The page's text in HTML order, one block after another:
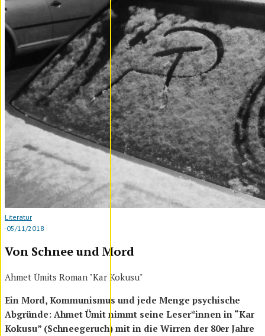
Literatur
·05/11/2018
Von Schnee und Mord
Ahmet Ümits Roman "Kar Kokusu"
Ein Mord, Kommunismus und jede Menge psychische
Abgründe: Ahmet Ümit nimmt seine Leser*innen in “Kar
Kokusu” (Schneegeruch) mit in die Wirren der 80er Jahre